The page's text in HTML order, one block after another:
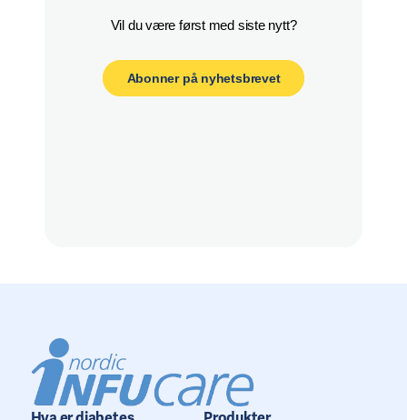
Vil du være først med siste nytt?
Abonner på nyhetsbrevet